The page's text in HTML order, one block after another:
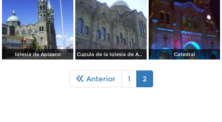
Iglesia de Apizaco Cupula de la Iglesia de Apizaco Catedral
Anterior 1 2